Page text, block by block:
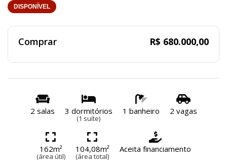
DISPONÍVEL
Comprar R$ 680.000,00
2 salas 3 dormitórios
(1 suíte)
1 banheiro 2 vagas
162m²
(área útil)
104,08m²
(área total)
Aceita financiamento